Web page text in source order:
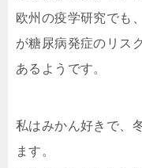
欧州の疫学研究でも
が糖尿病発症のリス
あるようです。
私はみかん好きで、
ます。